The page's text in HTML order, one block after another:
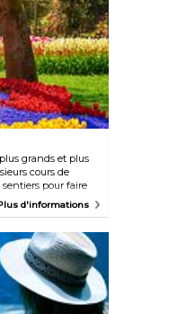
pour
traditionnelles
grands et plus
cours de
pour faire
de pique-
d'informations